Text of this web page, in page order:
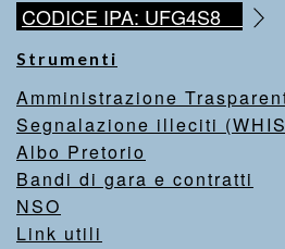
CODICE IPA: UFG4S8
Strumenti
Amministrazione
Segnalazione illeciti
Albo Pretorio
Bandi di gara e contratti
NSO
Link utili